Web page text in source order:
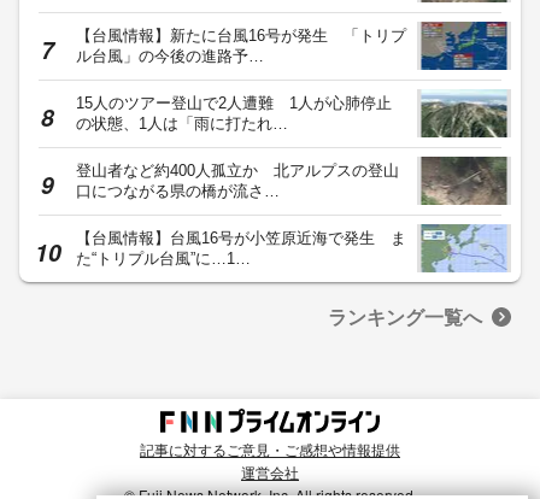
【台風情報】新たに台風16号が発生 「トリプ
ル台風」の今後の進路予…
15人のツアー登山で2人遭難 1人が心肺停止
の状態、1人は「雨に打たれ…
登山者など約400人孤立か 北アルプスの登山
口につながる県の橋が流さ…
【台風情報】台風16号が小笠原近海で発生 ま
た“トリプル台風”に…1…
ランキング一覧へ
記事に対するご意見・ご感想や情報提供
運営会社
© Fuji News Network, Inc. All rights reserved.